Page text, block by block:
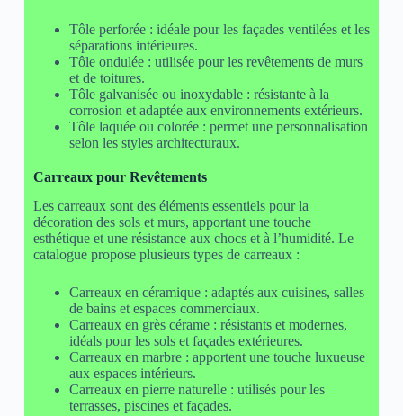
Tôle perforée : idéale pour les façades ventilées et les
séparations intérieures.
Tôle ondulée : utilisée pour les revêtements de murs
et de toitures.
Tôle galvanisée ou inoxydable : résistante à la
corrosion et adaptée aux environnements extérieurs.
Tôle laquée ou colorée : permet une personnalisation
selon les styles architecturaux.
Carreaux pour Revêtements
Les carreaux sont des éléments essentiels pour la
décoration des sols et murs, apportant une touche
esthétique et une résistance aux chocs et à l’humidité. Le
catalogue propose plusieurs types de carreaux :
Carreaux en céramique : adaptés aux cuisines, salles
de bains et espaces commerciaux.
Carreaux en grès cérame : résistants et modernes,
idéals pour les sols et façades extérieures.
Carreaux en marbre : apportent une touche luxueuse
aux espaces intérieurs.
Carreaux en pierre naturelle : utilisés pour les
terrasses, piscines et façades.